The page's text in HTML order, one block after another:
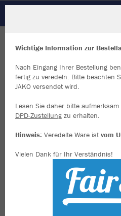
Wichtige Information zur
Nach Eingang Ihrer Bestellung
fertig zu veredeln. Bitte beachten
JAKO versendet wird.
Lesen Sie daher bitte
DPD-Zustellung zu erhalten.
Hinweis: Veredelte Ware istvom
Vielen Dank für Ihr Verständnis!
Wir verwenden Cookies
Inhalte anzeigen und unsere
zu den Cookies findest Du in den
Alle